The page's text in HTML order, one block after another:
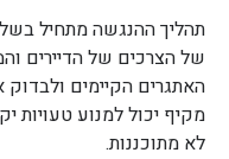
תהליך ההנגשה מתחיל
של הצרכים של הדיירים
האתגרים הקיימים ולבדוק
מקיף יכול למנוע טעויות
לא מתוכננות.